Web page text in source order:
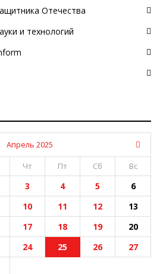
Отечества
и технологий
Апрель 2025
Чт Пт Сб Вс
3 4 5
6
10 11 12
13
17 18 19
20
24 25 26
27